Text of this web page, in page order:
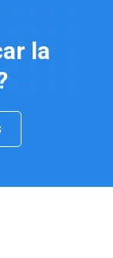
la